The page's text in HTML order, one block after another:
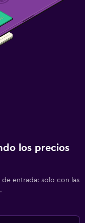
los precios
entrada: solo con las